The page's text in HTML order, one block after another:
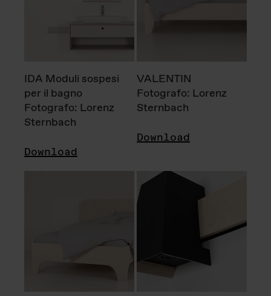
IDA Moduli sospesi
per il bagno
Fotografo: Lorenz
Sternbach
Download
VALENTIN
Fotografo: Lorenz
Sternbach
Download